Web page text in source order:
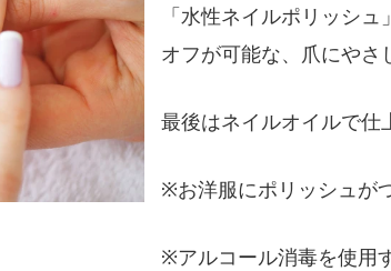
「水性ネイルポリッシ
オフが可能な、爪にやさ
最後はネイルオイルで仕
※お洋服にポリッシュが
※アルコール消毒を使用